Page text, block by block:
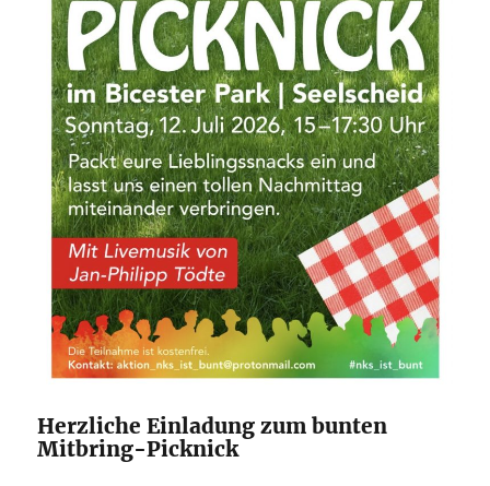
Herzliche Einladung zum bunten
Mitbring-Picknick